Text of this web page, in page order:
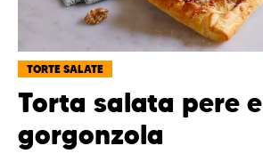
TORTE SALATE
Torta salata pere e
gorgonzola